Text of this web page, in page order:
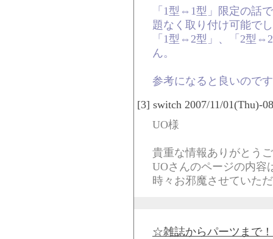
「1型⇔1型」限定の話
題なく取り付け可能で
「1型⇔2型」、「2型
ん。
参考になると良いので
[3] switch 2007/11/01(Thu)-
UO様
貴重な情報ありがとう
UOさんのページの内容
時々お邪魔させていた
☆雑誌からパーツまで